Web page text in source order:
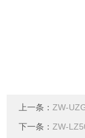
上一条： ZW-
下一条： ZW-